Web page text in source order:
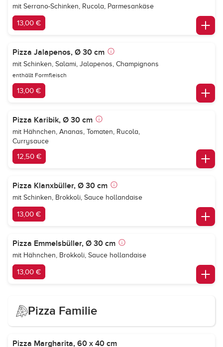
mit Serrano-Schinken, Rucola, Parmesankäse
13,00 €
Pizza Jalapenos, Ø 30 cm
mit Schinken, Salami, Jalapenos, Champignons
enthällt Formfleisch
13,00 €
Pizza Karibik, Ø 30 cm
mit Hähnchen, Ananas, Tomaten, Rucola,
Currysauce
12,50 €
Pizza Klanxbüller, Ø 30 cm
mit Schinken, Brokkoli, Sauce hollandaise
13,00 €
Pizza Emmelsbüller, Ø 30 cm
mit Hähnchen, Brokkoli, Sauce hollandaise
13,00 €
Pizza Familie
Pizza Margharita, 60 x 40 cm